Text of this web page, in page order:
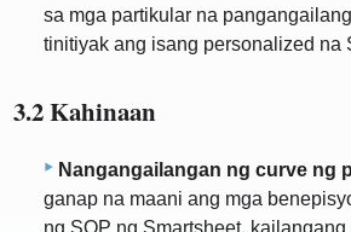
sa mga partikular na
tinitiyak ang isang personalized na
3.2 Kahinaan
Nangangailangan ng curve ng
ganap na maani ang mga
ng SOP ng Smartsheet,